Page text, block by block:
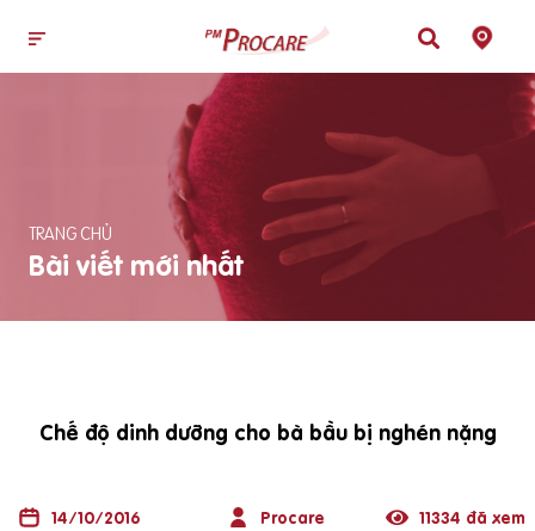
TRANG CHỦ
Bài viết mới nhất
Chế độ dinh dưỡng cho bà bầu bị nghén nặng
14/10/2016 Procare 11334 đã xem